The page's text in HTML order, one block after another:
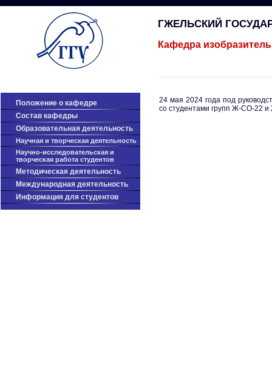
ГЖЕЛЬСКИЙ
Кафедра
Положение о кафедре
Cостав кафедры
Образовательная деятельность
Научная и творческая деятельность
Научно-исследовательская и
творческая работа студентов
Методическая деятельность
Международная деятельность
Информация для студентов
24 мая 2024 года под
со студентами групп Ж-СО-22